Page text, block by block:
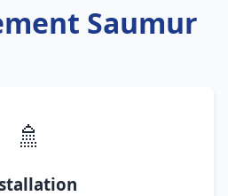
Saumur
🚿